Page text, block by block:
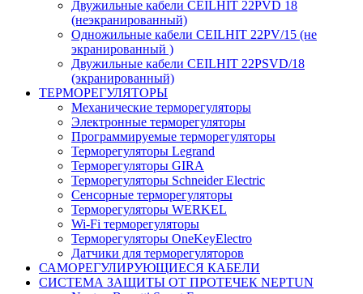
Двужильные кабели CEILHIT 22PVD 18
(неэкранированный)
Одножильные кабели CEILHIT 22PV/15 (не
экранированный )
Двужильные кабели CEILHIT 22PSVD/18
(экранированный)
ТЕРМОРЕГУЛЯТОРЫ
Механические терморегуляторы
Электронные терморегуляторы
Программируемые терморегуляторы
Терморегуляторы Legrand
Терморегуляторы GIRA
Терморегуляторы Schneider Electric
Сенсорные терморегуляторы
Терморегуляторы WERKEL
Wi-Fi терморегуляторы
Терморегуляторы OneKeyElectro
Датчики для терморегуляторов
САМОРЕГУЛИРУЮЩИЕСЯ КАБЕЛИ
СИСТЕМА ЗАЩИТЫ ОТ ПРОТЕЧЕК NEPTUN